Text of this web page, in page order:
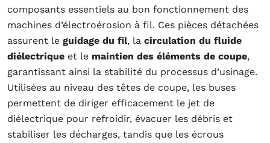
composants essentiels au bon fonctionnement des
machines d’électroérosion à fil. Ces pièces détachées
assurent le guidage du fil, la circulation du fluide
diélectrique et le maintien des éléments de coupe,
garantissant ainsi la stabilité du processus d’usinage.
Utilisées au niveau des têtes de coupe, les buses
permettent de diriger efficacement le jet de
diélectrique pour refroidir, évacuer les débris et
stabiliser les décharges, tandis que les écrous